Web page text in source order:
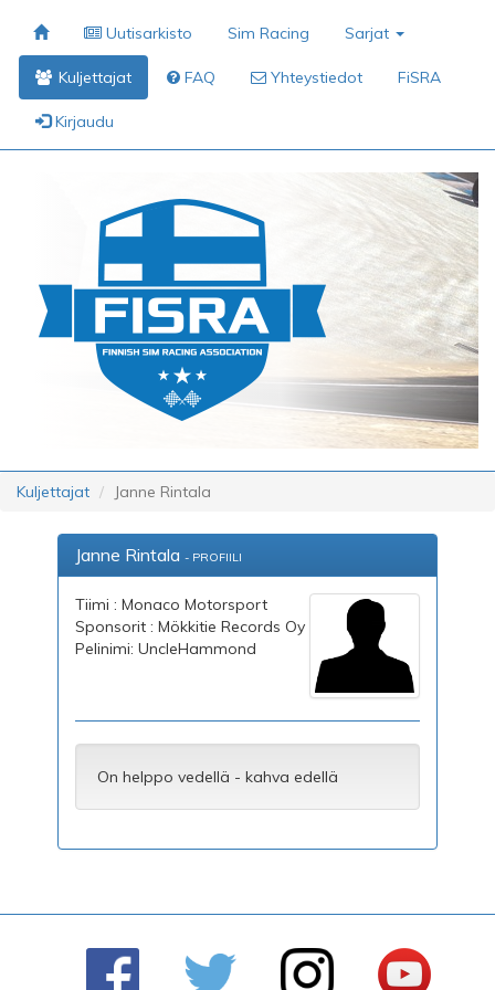
Uutisarkisto Sim Racing Sarjat
Kuljettajat FAQ Yhteystiedot FiSRA
Kirjaudu
Kuljettajat Janne Rintala
Janne Rintala - PROFIILI
Tiimi : Monaco Motorsport
Sponsorit : Mökkitie Records Oy
Pelinimi: UncleHammond
On helppo vedellä - kahva edellä